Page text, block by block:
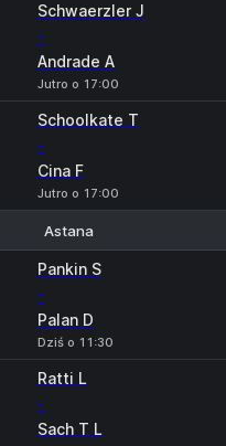
Schwaerzler J
-
Andrade A
Jutro o 17:00
Schoolkate T
-
Cina F
Jutro o 17:00
Astana
Pankin S
-
Palan D
Dziś o 11:30
Ratti L
-
Sach T L